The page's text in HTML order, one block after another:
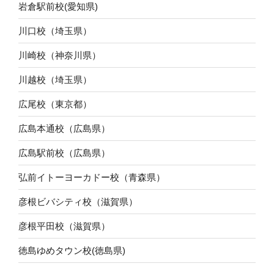
岩倉駅前校(愛知県)
川口校（埼玉県）
川崎校（神奈川県）
川越校（埼玉県）
広尾校（東京都）
広島本通校（広島県）
広島駅前校（広島県）
弘前イトーヨーカドー校（青森県）
彦根ビバシティ校（滋賀県）
彦根平田校（滋賀県）
徳島ゆめタウン校(徳島県)